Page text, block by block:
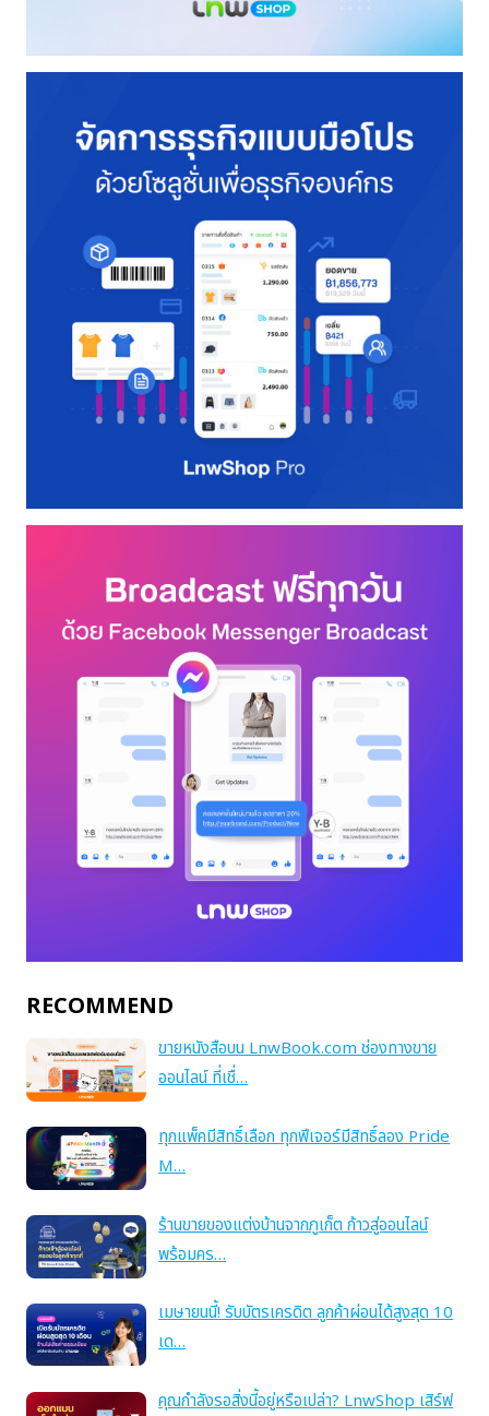
RECOMMEND
ขายหนังสือบน LnwBook.com ช่องทางขาย
ออนไลน์ ที่เชื่…
ทุกแพ็คมีสิทธิ์เลือก ทุกฟีเจอร์มีสิทธิ์ลอง Pride
M…
ร้านขายของแต่งบ้านจากภูเก็ต ก้าวสู่ออนไลน์
พร้อมคร…
เมษายนนี้! รับบัตรเครดิต ลูกค้าผ่อนได้สูงสุด 10
เด…
คุณกำลังรอสิ่งนี้อยู่หรือเปล่า? LnwShop เสิร์ฟ